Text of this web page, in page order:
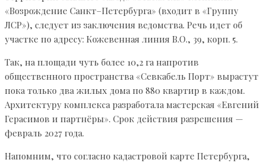
«Возрождение Санкт–Петербурга» (входит в «Группу
ЛСР»), следует из заключения ведомства. Речь идет об
участке по адресу: Кожевенная линия В.О., 39, корп. 5.
Так, на площади чуть более 10,2 га напротив
общественного пространства «Севкабель Порт» вырастут
пока только два жилых дома по 880 квартир в каждом.
Архитектуру комплекса разработала мастерская «Евгений
Герасимов и партнёры». Срок действия разрешения —
февраль 2027 года.
Напомним, что согласно кадастровой карте Петербурга,